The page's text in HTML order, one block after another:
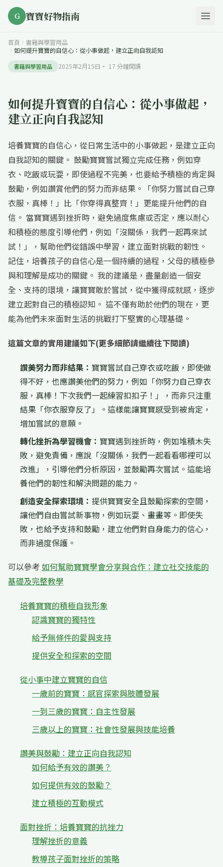
G 寶寶好物指南
首頁
書籍與學習用品
如何提升寶寶的自信心：從小事做起，建立正向自我認知
書籍與學習用品 2025年2月15日 · 17 分鐘閱讀
如何提升寶寶的自信心：從小事做起，
建立正向自我認知
培養寶寶的自信心，從日常生活中的小事做起，是建立正向
自我認知的關鍵。 鼓勵寶寶嘗試獨立完成任務，例如穿
衣、吃飯或玩耍，即使過程不完美，也要給予積極的肯定與
鼓勵，例如讚賞他們的努力而非結果。「你努力嘗試自己穿
衣服，真棒！」比「你穿得真整齊！」更能提升他們的自
信。 當寶寶遇到挫折時，避免過度焦慮或否定，應以耐心
和積極的態度引導他們，例如「沒關係，我們一起再來試
試！」，幫助他們從錯誤中學習，建立面對挑戰的韌性。
記住，培養孩子的自信心是一個持續的過程，父母的積極參
與和理解是成功的關鍵。 我的建議是，盡量創造一個安
全、支持的環境，讓寶寶敢於嘗試，從中獲得成就感，逐步
建立起對自己的積極認知。 這不僅有助於他們的現在，更
能為他們未來面對生活的挑戰打下堅實的心理基礎。
這篇文章的實用建議如下(更多細節請繼續往下閱讀)
讚美努力而非結果： 寶寶嘗試自己穿衣或吃飯，即使做
得不好，也應讚美他們的努力，例如「你努力自己穿衣
服，真棒！下次我們一起練習扣扣子！」，而非只注重
結果「你衣服穿反了」。這樣能讓寶寶感受到被肯定，
增加嘗試的意願。
轉化挫折為學習機會： 寶寶遇到挫折時，例如堆積木失
敗，避免責備，應說「沒關係，我們一起看看哪裡可以
改進」，引導他們分析原因，並鼓勵再次嘗試。這能培
養他們的韌性和解決問題的能力。
創造安全探索環境： 提供寶寶安全且鼓勵探索的空間，
讓他們自由嘗試新事物，例如玩耍、畫畫等。即使失
敗，也給予支持和鼓勵，建立他們對自身能力的信心，
而非過度保護。
可以參考如何幫助寶寶學會分享與合作：建立社交技能的
基礎及完整教學
培養寶寶的積極自我形象
認識寶寶的獨特性
給予無條件的愛與支持
提供安全和探索的空間
從小事中建立寶寶的自信
一歲前的寶寶：感官探索與肢體發展
一到三歲的寶寶：自主性發展
三歲以上的寶寶：社會性發展與技能培養
讚美與鼓勵：建立正向自我認知
如何給予有效的讚美？
如何提供有效的鼓勵？
建立積極的互動模式
面對挫折：培養寶寶的抗挫力
理解挫折的意義
教導孩子面對挫折的策略